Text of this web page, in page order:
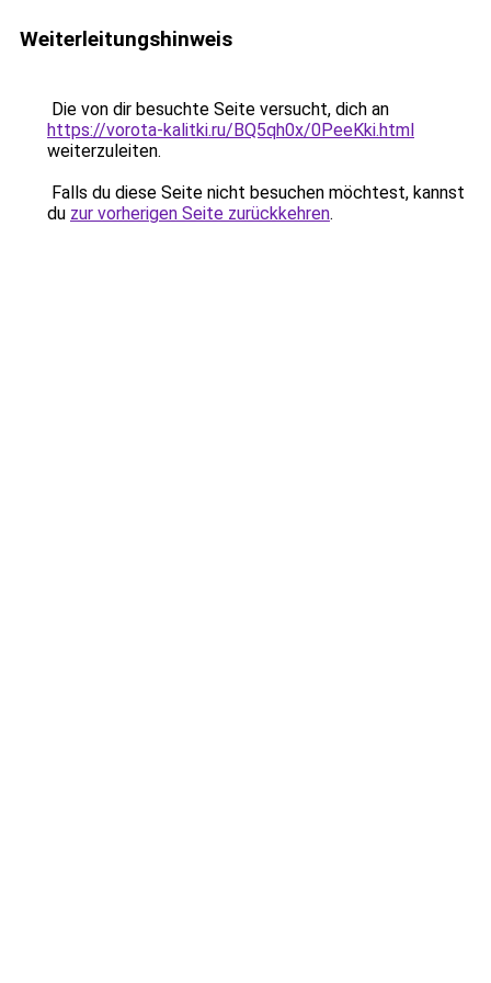
Weiterleitungshinweis
Die von dir besuchte Seite versucht, dich an
https://vorota-kalitki.ru/BQ5qh0x/0PeeKki.html
weiterzuleiten.
Falls du diese Seite nicht besuchen möchtest, kannst
du zur vorherigen Seite zurückkehren.